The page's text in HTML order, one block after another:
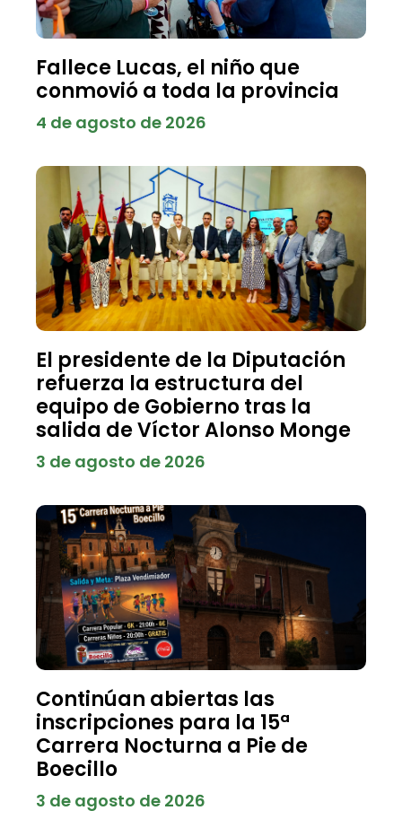
Fallece Lucas, el niño que
conmovió a toda la provincia
4 de agosto de 2026
El presidente de la Diputación
refuerza la estructura del
equipo de Gobierno tras la
salida de Víctor Alonso Monge
3 de agosto de 2026
Continúan abiertas las
inscripciones para la 15ª
Carrera Nocturna a Pie de
Boecillo
3 de agosto de 2026